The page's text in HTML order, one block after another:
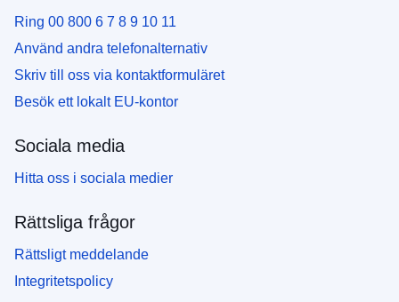
Ring 00 800 6 7 8 9 10 11
Använd andra telefonalternativ
Skriv till oss via kontaktformuläret
Besök ett lokalt EU-kontor
Sociala media
Hitta oss i sociala medier
Rättsliga frågor
Rättsligt meddelande
Integritetspolicy